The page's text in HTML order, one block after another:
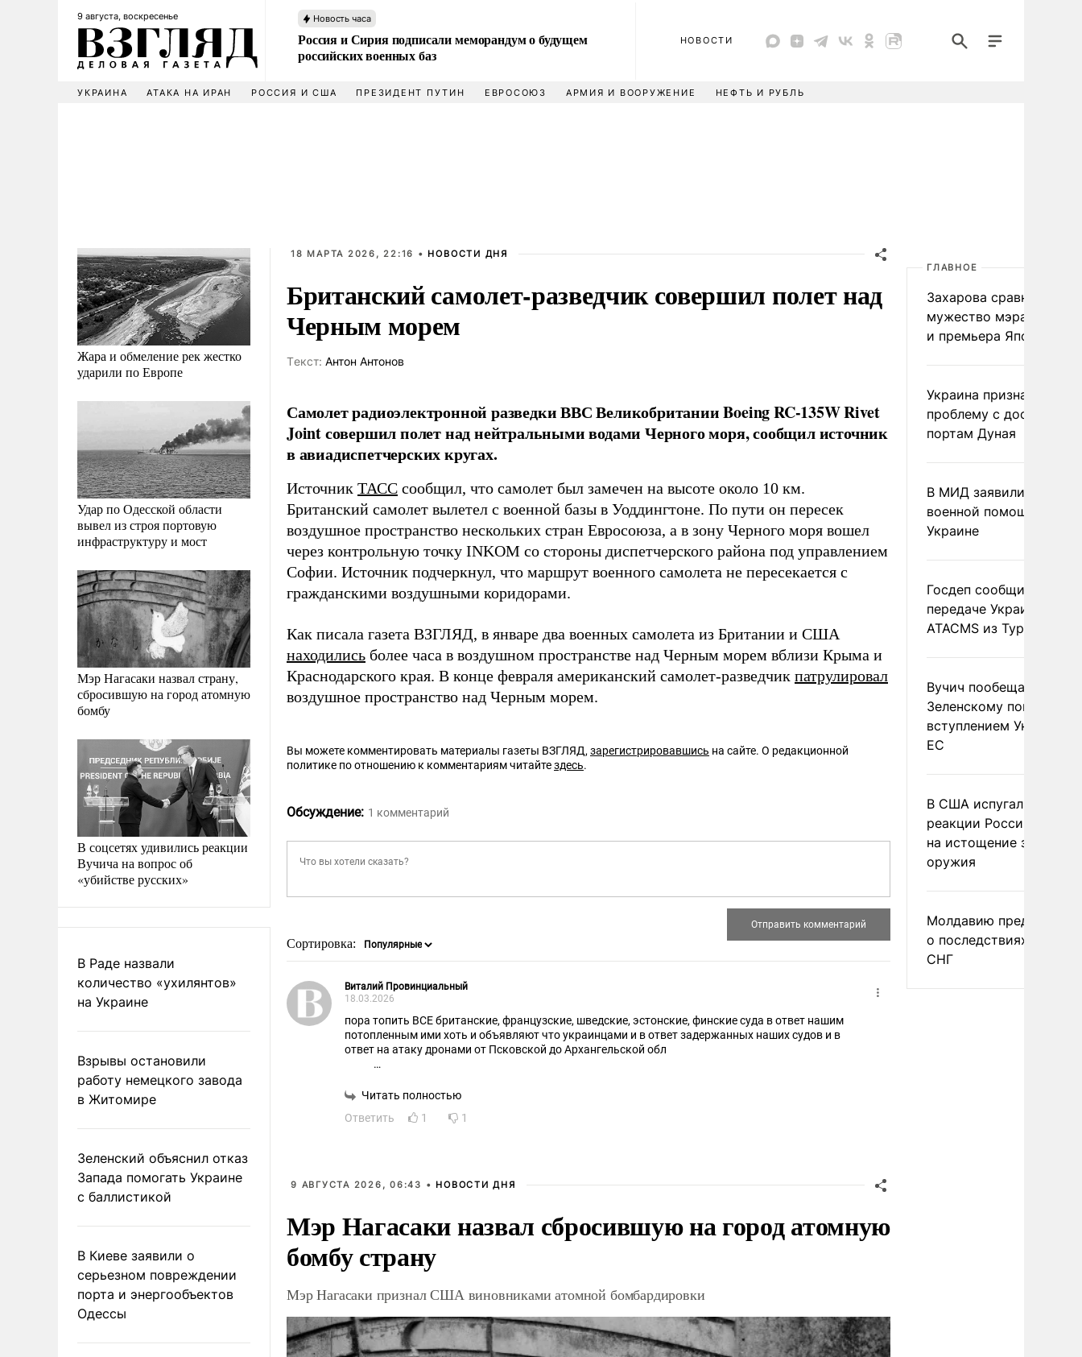
9 августа, воскресенье Новость часа
Россия и Сирия подписали меморандум о будущем
российских военных баз
НОВОСТИ
УКРАИНА АТАКА НА ИРАН РОССИЯ И США ПРЕЗИДЕНТ ПУТИН ЕВРОСОЮЗ АРМИЯ И ВООРУЖЕНИЕ НЕФТЬ И РУБЛЬ
Жара и обмеление рек жестко
ударили по Европе
Удар по Одесской области
вывел из строя портовую
инфраструктуру и мост
Мэр Нагасаки назвал страну,
сбросившую на город атомную
бомбу
В соцсетях удивились реакции
Вучича на вопрос об
«убийстве русских»
В Раде назвали
количество «ухилянтов»
на Украине
Взрывы остановили
работу немецкого завода
в Житомире
Зеленский объяснил отказ
Запада помогать Украине
с баллистикой
В Киеве заявили о
серьезном повреждении
порта и энергообъектов
Одессы
18 МАРТА 2026, 22:16 • НОВОСТИ ДНЯ
Британский самолет-разведчик совершил полет над
Черным морем
Tекст: Антон Антонов
Самолет радиоэлектронной разведки ВВС Великобритании Boeing RC-135W Rivet
Joint совершил полет над нейтральными водами Черного моря, сообщил источник
в авиадиспетчерских кругах.
Источник ТАСС сообщил, что самолет был замечен на высоте около 10 км.
Британский самолет вылетел с военной базы в Уоддингтоне. По пути он пересек
воздушное пространство нескольких стран Евросоюза, а в зону Черного моря вошел
через контрольную точку INKOM со стороны диспетчерского района под управлением
Софии. Источник подчеркнул, что маршрут военного самолета не пересекается с
гражданскими воздушными коридорами.
Как писала газета ВЗГЛЯД, в январе два военных самолета из Британии и США
находились более часа в воздушном пространстве над Черным морем вблизи Крыма и
Краснодарского края. В конце февраля американский самолет-разведчик патрулировал
воздушное пространство над Черным морем.
Вы можете комментировать материалы газеты ВЗГЛЯД, зарегистрировавшись на сайте. О редакционной
политике по отношению к комментариям читайтездесь.
Обсуждение: 1 комментарий
Сортировка:
Виталий Провинциальный
18.03.2026
пора топить ВСЕ британские, французские, шведские, эстонские, финские суда в ответ нашим
потопленным ими хоть и объявляют что украинцами и в ответ задержанных наших судов и в
ответ на атаку дронами от Псковской до Архангельской обл
Читать полностью
Ответить
1 1
9 АВГУСТА 2026, 06:43 • НОВОСТИ ДНЯ
Мэр Нагасаки назвал сбросившую на город атомную
бомбу страну
Мэр Нагасаки признал США виновниками атомной бомбардировки
ГЛАВНОЕ
Захарова сравнила
мужество мэра
и премьера Японии
Украина признала
проблему с доступом к
портам Дуная
В МИД заявили о
военной помощи
Украине
Госдеп сообщил о
передаче Украине
ATACMS из Турции
Вучич пообещал
Зеленскому помочь со
вступлением Украины в
ЕС
В США испугались
реакции России и
на истощение запасов
оружия
Молдавию
о последствиях выхода
СНГ